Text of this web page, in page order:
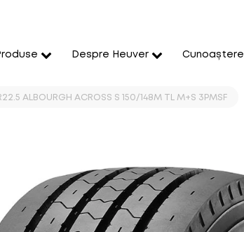
Despre Heuver Cunoaștere
ALBOURGH ACROSS S 150/148M TL M+S 3PMSF